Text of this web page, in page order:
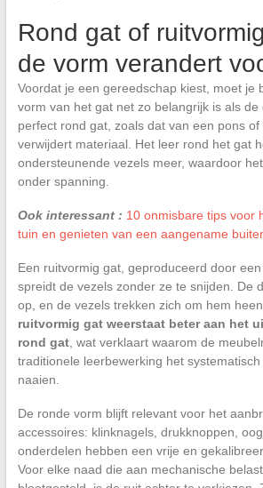
Rond gat of
de vorm verandert
Voordat je een gereedschap kiest, moet je
vorm van het gat net zo belangrijk is als de
perfect rond gat, zoals dat van een pons of
verwijdert materiaal. Het leer rond het gat
ondersteunende vezels meer, waardoor
onder spanning.
Ook interessant : 10 onmisbare tips voor
tuin en genieten van een aangename
Een ruitvormig gat, geproduceerd door een
spreidt de vezels zonder ze te snijden. De
op, en de vezels trekken zich om hem heen
ruitvormig gat weerstaat beter aan het
rond gat, wat verklaart waarom de
traditionele leerbewerking het
naaien.
De ronde vorm blijft relevant voor het
accessoires: klinknagels, drukknoppen,
onderdelen hebben een vrije en
Voor elke naad die aan mechanische